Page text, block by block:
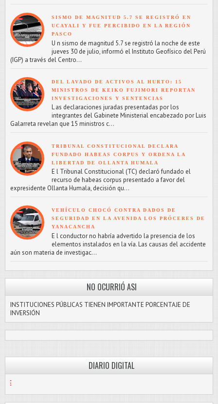
SISMO DE MAGNITUD 5.7 SE REGISTRÓ EN
UCAYALI Y FUE PERCIBIDO EN LA REGIÓN
PASCO
U n sismo de magnitud 5.7 se registró la noche de este
jueves 30 de julio, informó el Instituto Geofísico del Perú
(IGP) a través del Centro...
DEL LAVADO DE ACTIVOS AL HURTO: 15
MINISTROS DE KEIKO FUJIMORI REPORTAN
INVESTIGACIONES Y SENTENCIAS
L as declaraciones juradas presentadas por los
integrantes del Gabinete Ministerial encabezado por Luis
Galarreta revelan que 15 ministros c...
TRIBUNAL CONSTITUCIONAL DECLARA
FUNDADO HABEAS CORPUS Y ORDENA LA
LIBERTAD DE OLLANTA HUMALA
E l Tribunal Constitucional (TC) declaró fundado el
recurso de habeas corpus presentado a favor del
expresidente Ollanta Humala, decisión qu...
VEHÍCULO CHOCÓ CONTRA DADOS DE
SEGURIDAD EN LA AVENIDA LOS PRÓCERES DE
YANACANCHA
E l conductor no habría advertido la presencia de los
elementos instalados en la vía. Las causas del accidente
aún son materia de investigac...
NO OCURRIÓ ASI
INSTITUCIONES PÚBLICAS TIENEN IMPORTANTE PORCENTAJE DE
INVERSIÓN
DIARIO DIGITAL